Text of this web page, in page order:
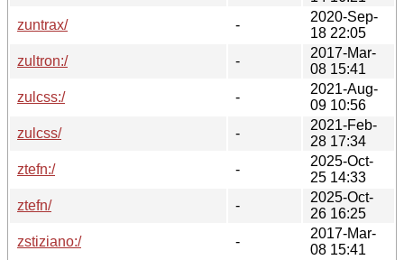
zuntrax/
-
2020-Sep-
18 22:05
zultron:/
-
2017-Mar-
08 15:41
zulcss:/
-
2021-Aug-
09 10:56
zulcss/
-
2021-Feb-
28 17:34
ztefn:/
-
2025-Oct-
25 14:33
ztefn/
-
2025-Oct-
26 16:25
zstiziano:/
-
2017-Mar-
08 15:41